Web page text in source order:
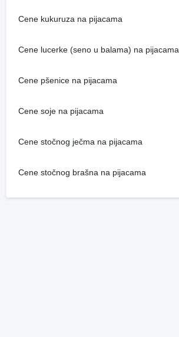
Cene kukuruza na pijacama
Cene lucerke (seno u balama) na pijacama
Cene pšenice na pijacama
Cene soje na pijacama
Cene stočnog ječma na pijacama
Cene stočnog brašna na pijacama